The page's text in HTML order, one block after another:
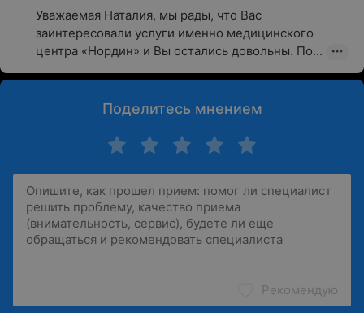
Уважаемая Наталия, мы рады, что Вас
заинтересовали услуги именно медицинского
центра «Нордин» и Вы остались довольны. По...
Поделитесь мнением
Рекомендую